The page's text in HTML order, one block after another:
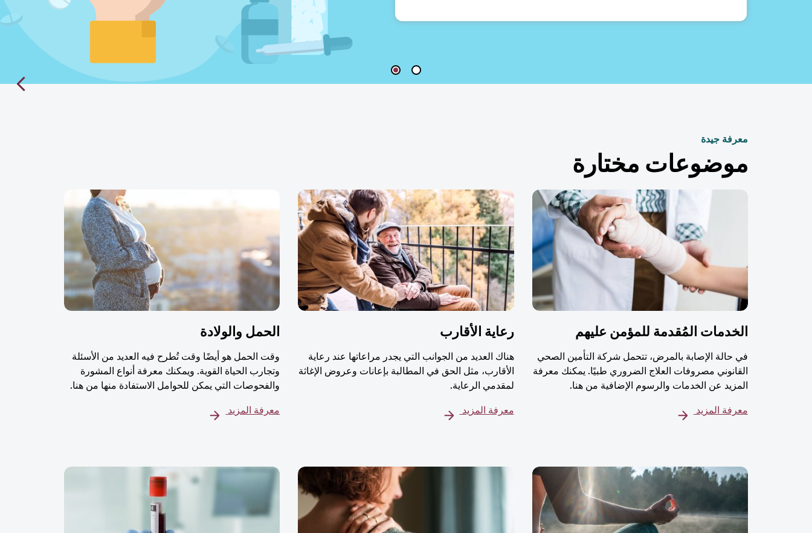
معرفة جيدة
موضوعات مختارة
الخدمات المُقدمة للمؤمن عليهم
في حالة الإصابة بالمرض، تتحمل شركة التأمين الصحي
القانوني مصروفات العلاج الضروري طبيًا. يمكنك معرفة
المزيد عن الخدمات والرسوم الإضافية من هنا.
معرفة المزيد
رعاية الأقارب
هناك العديد من الجوانب التي يجدر مراعاتها عند رعاية
الأقارب، مثل الحق في المطالبة بإعانات وعروض الإغاثة
لمقدمي الرعاية.
معرفة المزيد
الحمل والولادة
وقت الحمل هو أيضًا وقت تُطرح فيه العديد من الأسئلة
وتجارب الحياة القوية. ويمكنك معرفة أنواع المشورة
والفحوصات التي يمكن للحوامل الاستفادة منها من هنا.
معرفة المزيد